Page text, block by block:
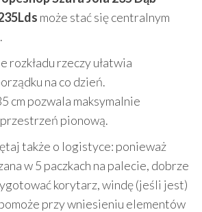
może stać się centralnym
rozkładu rzeczy ułatwia
na co dzień.
cm pozwala maksymalnie
pionową.
także o logistyce: ponieważ
w 5 paczkach na palecie, dobrze
korytarz, windę (jeśli jest)
przy wniesieniu elementów